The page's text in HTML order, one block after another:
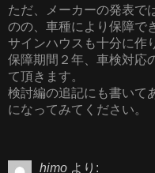
ただ、メーカーの発表で
のの、車種により保障で
サインハウスも十分に作
保障期間２年、車検対応
て頂きます。
検討編の追記にも書いて
になってみてください。
himo より: